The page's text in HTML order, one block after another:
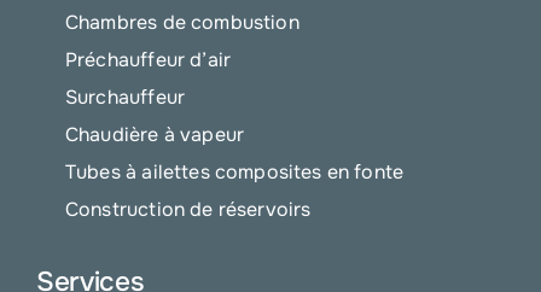
Chambres de combustion
Préchauffeur d’air
Surchauffeur
Chaudière à vapeur
Tubes à ailettes composites en fonte
Construction de réservoirs
Services